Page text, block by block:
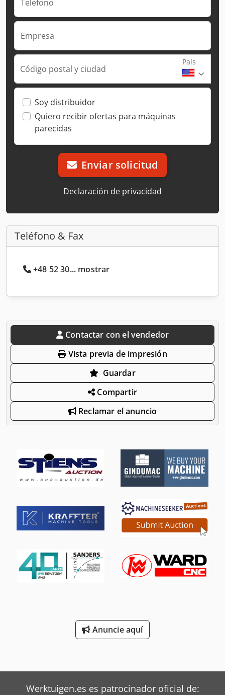
Teléfono
Empresa
Código postal y ciudad
País
Soy distribuidor
Quiero recibir ofertas para máquinas
parecidas
Enviar solicitud
Declaración de privacidad
Teléfono & Fax
+48 52 30... mostrar
Contactar con el vendedor
Vista previa de impresión
Guardar
Compartir
Reclamar el anuncio
Anuncie aquí
Werktuigen.es es patrocinador oficial de: